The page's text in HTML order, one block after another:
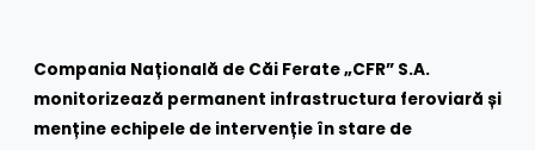
Compania Națională de Căi Ferate „CFR” S.A.
monitorizează permanent infrastructura feroviară și
menține echipele de intervenție în stare de